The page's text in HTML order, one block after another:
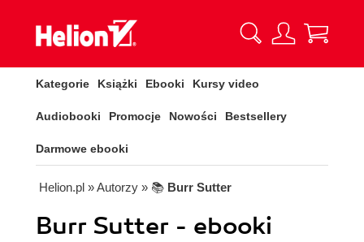
Kategorie Książki Ebooki Kursy video
Audiobooki Promocje Nowości Bestsellery
Darmowe ebooki
Helion.pl » Autorzy » 📚 Burr Sutter
Burr Sutter - ebooki